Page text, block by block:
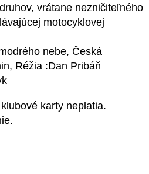
vrátane nezničiteľného
motocyklovej
nebe, Česká
Réžia :Dan Pribáň
karty neplatia.